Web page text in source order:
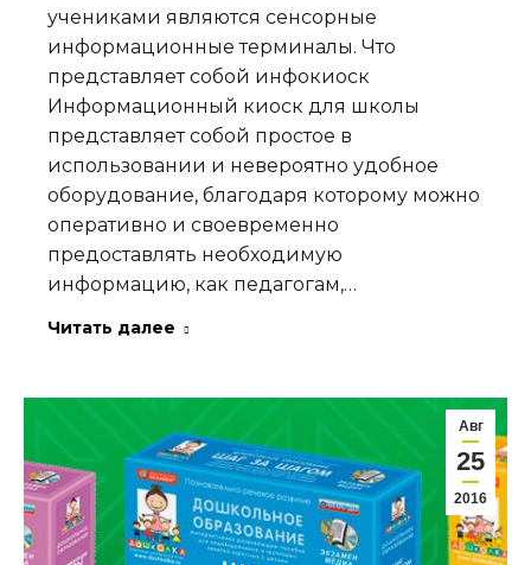
учениками являются сенсорные
информационные терминалы. Что
представляет собой инфокиоск
Информационный киоск для школы
представляет собой простое в
использовании и невероятно удобное
оборудование, благодаря которому можно
оперативно и своевременно
предоставлять необходимую
информацию, как педагогам,…
Читать далее
Авг
25
2016